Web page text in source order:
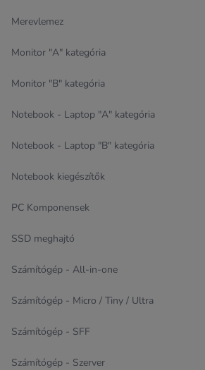
Merevlemez
Monitor "A" kategória
Monitor "B" kategória
Notebook - Laptop "A" kategória
Notebook - Laptop "B" kategória
Notebook kiegészítők
PC Komponensek
SSD meghajtó
Számítógép - All-in-one
Számítógép - Micro / Tiny / Ultra
Számítógép - SFF
Számítógép - Szerver